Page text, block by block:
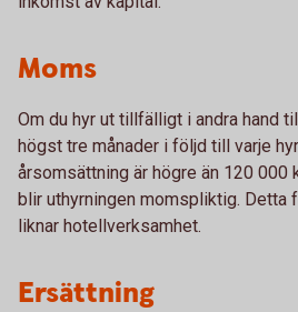
Moms
Om du hyr ut tillfälligt i andra hand
högst tre månader i följd till varje
årsomsättning är högre än 120 000
blir uthyrningen momspliktig. Detta
liknar hotellverksamhet.
Ersättning